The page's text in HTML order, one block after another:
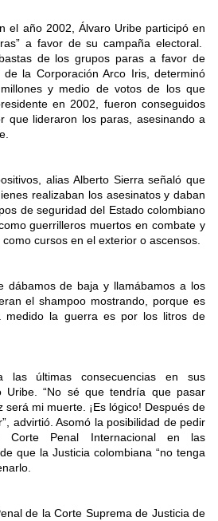
el año 2002, Álvaro Uribe participó en
a favor de su campaña electoral.
de los grupos paras a favor de
de la Corporación Arco Iris, determinó
y medio de votos de los que
en 2002, fueron conseguidos
que lideraron los paras, asesinando a
alias Alberto Sierra señaló que
realizaban los asesinatos y daban
de seguridad del Estado colombiano
guerrilleros muertos en combate y
cursos en el exterior o ascensos.
dábamos de baja y llamábamos a los
el shampoo mostrando, porque es
medido la guerra es por los litros de
las últimas consecuencias en sus
Uribe. “No sé que tendría que pasar
será mi muerte. ¡Es lógico! Después de
advirtió. Asomó la posibilidad de pedir
Penal Internacional en las
que la Justicia colombiana “no tenga
de la Corte Suprema de Justicia de